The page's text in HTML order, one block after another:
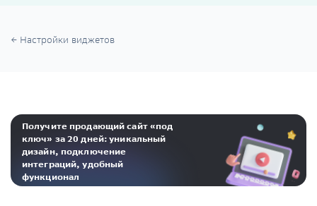
Настройки виджетов
Получите продающий сайт «под
ключ» за 20 дней: уникальный
дизайн, подключение
интеграций, удобный
функционал